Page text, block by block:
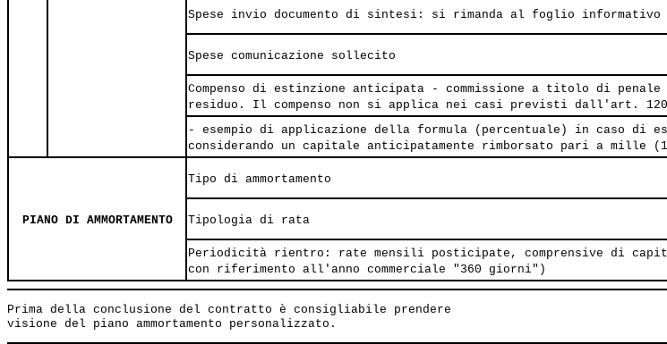
Spese invio documento di sintesi: si rimanda al foglio
Spese comunicazione sollecito
Compenso di estinzione anticipata - commissione a titolo di
residuo. Il compenso non si applica nei casi previsti dall'art.
- esempio di applicazione della formula (percentuale) in caso di
considerando un capitale anticipatamente rimborsato pari a mille
PIANO DI AMMORTAMENTO
Tipo di ammortamento
Tipologia di rata
Periodicità rientro: rate mensili posticipate, comprensive di
con riferimento all'anno commerciale "360 giorni")
Prima della conclusione del contratto è consigliabile prendere